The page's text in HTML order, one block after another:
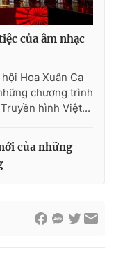
của âm nhạc
Hoa Xuân Ca
chương trình
hình Việt...
của những